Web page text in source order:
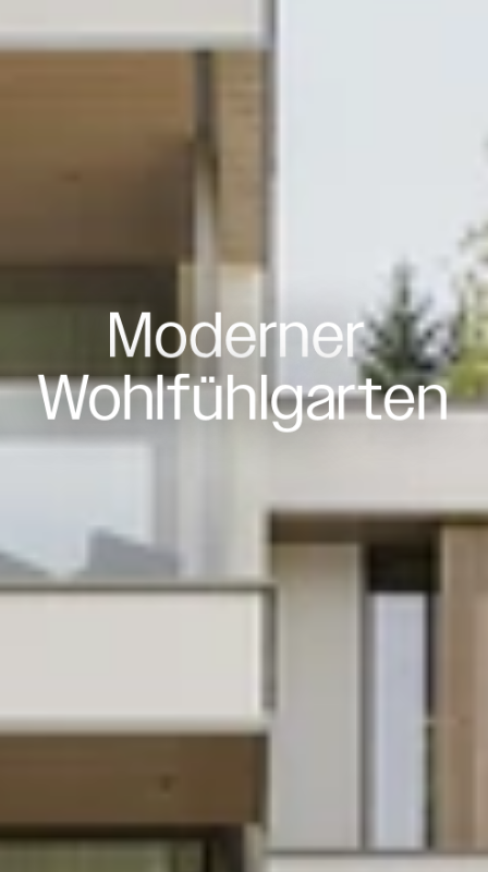
Moderner
Wohlfühlgarten